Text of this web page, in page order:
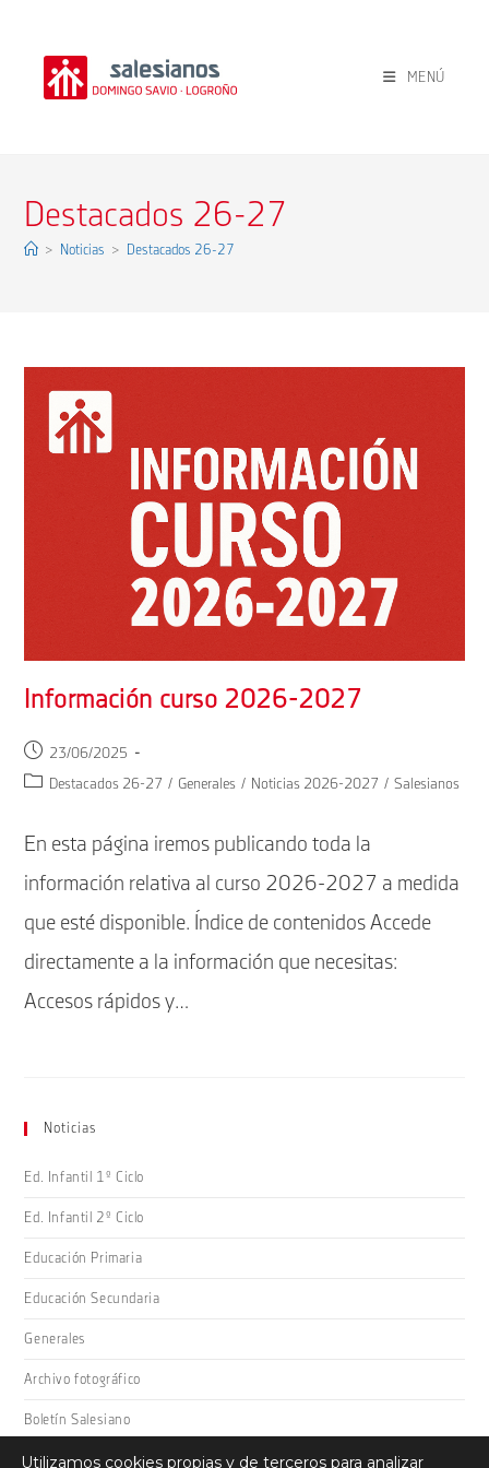
contenido
MENÚ
Destacados 26-27
> Noticias > Destacados 26-27
Información curso 2026-2027
Publicación
de
23/06/2025
Categoría
entrada:
Destacados 26-27 / Generales / Noticias 2026-2027 / Salesianos
En esta página iremos publicando toda la
información relativa al curso 2026-2027 a medida
que esté disponible. Índice de contenidos Accede
directamente a la información que necesitas:
Accesos rápidos y…
Noticias
Ed. Infantil 1º Ciclo
Ed. Infantil 2º Ciclo
Educación Primaria
Educación Secundaria
Generales
Archivo fotográfico
Boletín Salesiano
Utilizamos cookies propias y de terceros para analizar